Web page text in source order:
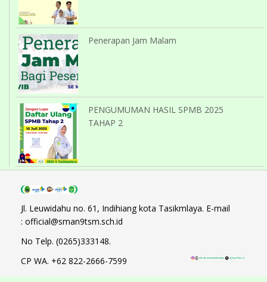
Penerapan Jam Malam
PENGUMUMAN HASIL SPMB 2025
TAHAP 2
Jl. Leuwidahu no. 61, Indihiang kota Tasikmlaya. E-mail
: official@sman9tsm.sch.id
No Telp. (0265)333148.
CP WA. +62 822-2666-7599